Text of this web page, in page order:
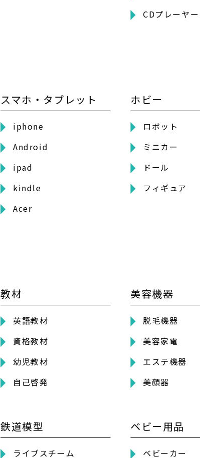
CDプレーヤー
スマホ・タブレット
iphone
Android
ipad
kindle
Acer
ホビー
ロボット
ミニカー
ドール
フィギュア
教材
英語教材
資格教材
幼児教材
自己啓発
美容機器
脱毛機器
美容家電
エステ機器
美顔器
鉄道模型
ライブスチーム
ベビー用品
ベビーカー